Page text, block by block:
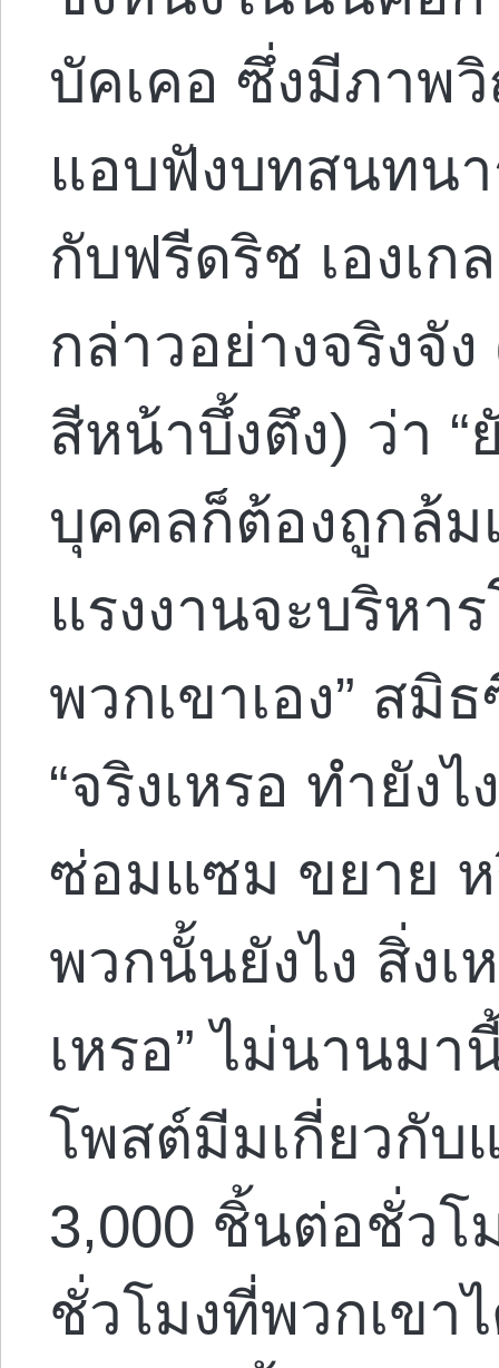
บัคเคอ ซึ่งมีภาพ
แอบฟังบทสนทน
กับฟรีดริช เองเก
กล่าวอย่างจริงจั
สีหน้าบึ้งตึง) ว่า
บุคคลก็ต้องถูกล้
แรงงานจะบริหา
พวกเขาเอง” ส
“จริงเหรอ ทำยัง
ซ่อมแซม ขยาย ห
พวกนั้นยังไง สิ่ง
เหรอ” ไม่นานม
โพสต์มีมเกี่ยวกับ
3,000 ชิ้นต่อชั่วโ
ชั่วโมงที่พวกเขา